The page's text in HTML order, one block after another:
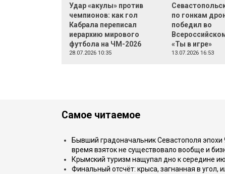
Удар «акулы» против
чемпионов: как гол
Кабрала переписал
иерархию мирового
футбола на ЧМ-2026
28.07.2026 10:35
по гонкам
победил во
«Ты в игре»
13.07.2026 16:53
Самое читаемое
Бывший градоначальник Севастополя эпохи
время взяток не существовало вообще и
Крымский туризм нащупал дно к середине
Финальный отсчёт: крыса, загнанная в угол,